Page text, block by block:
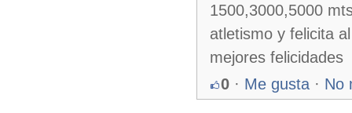
1500,3000,5000
atletismo y felicita
mejores felicidades
0 · Me gusta · No